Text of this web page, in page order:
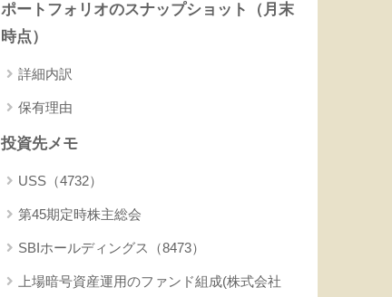
ポートフォリオのスナップショット（月末
時点）
詳細内訳
保有理由
投資先メモ
USS（4732）
第45期定時株主総会
SBIホールディングス（8473）
上場暗号資産運用のファンド組成(株式会社